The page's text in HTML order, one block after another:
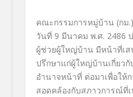
คณะกรรมการหมู่บ้าน (กม
วันที่ 9 มีนาคม พ.ศ. 2486
ผู้ช่วยผู้ใหญ่บ้าน มีหน้าที่เ
ปรึกษาแก่ผู้ใหญ่บ้านเกี่ยว
อำนาจหน้าที่ ต่อมาเพื่อให้
สอดคล้องกับสภาวการณ์ที่